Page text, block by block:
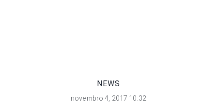
NEWS
novembro 4, 2017 10:32